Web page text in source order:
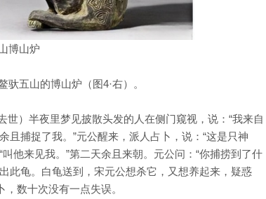
博山炉
五山的博山炉（图4·右）。
）半夜里梦见披散头发的人在侧门窥视，说：“我来自
捕捉了我。”元公醒来，派人占卜，说：“这是只神
他来见我。”第二天余且来朝。元公问：“你捕捞到了什
此龟。白龟送到，宋元公想杀它，又想养起来，疑惑
数十次没有一点失误。